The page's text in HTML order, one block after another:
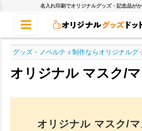
名入れ印刷でオリジナルグッズ・記念品が
グッズ・ノベルティ制作ならオリジナルグ
オリジナル マスク/
オリジナル マスク/